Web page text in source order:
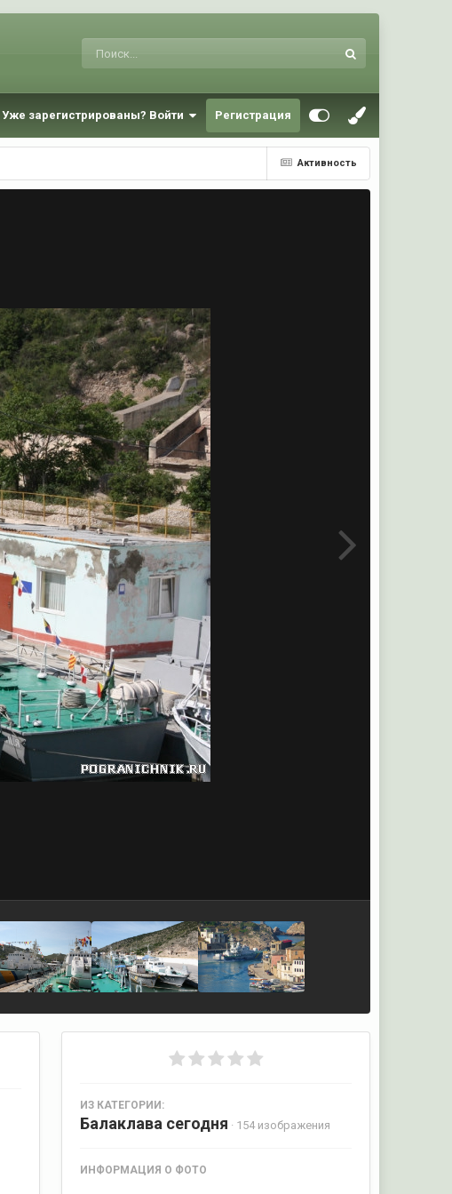
Уже зарегистрированы? Войти Регистрация
Активность
ИЗ КАТЕГОРИИ:
Балаклава сегодня · 154 изображения
ИНФОРМАЦИЯ О ФОТО